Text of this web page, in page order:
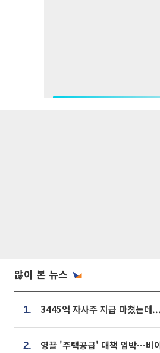
많이 본 뉴스
1.
2.